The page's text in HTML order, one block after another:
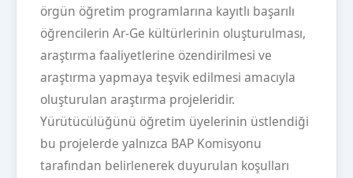
örgün öğretim programlarına kayıtlı başarılı
öğrencilerin Ar-Ge kültürlerinin oluşturulması,
araştırma faaliyetlerine özendirilmesi ve
araştırma yapmaya teşvik edilmesi amacıyla
oluşturulan araştırma projeleridir.
Yürütücülüğünü öğretim üyelerinin üstlendiği
bu projelerde yalnızca BAP Komisyonu
tarafından belirlenerek duyurulan koşulları